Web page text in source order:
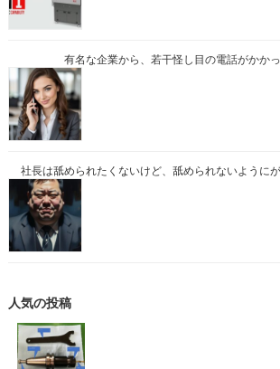
有名な企業から、若干怪し目の電話がかか
社長は舐められたくないけど、舐められないように
人気の投稿